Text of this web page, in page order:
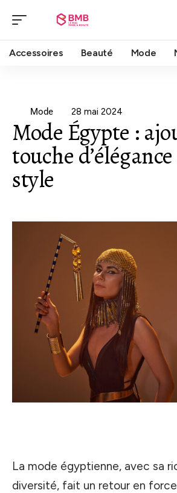
Accessoires Beauté Mode
Mode 28 mai 2024
Mode Égypte :
touche
style
La mode égyptienne, avec sa
diversité, fait un retour en